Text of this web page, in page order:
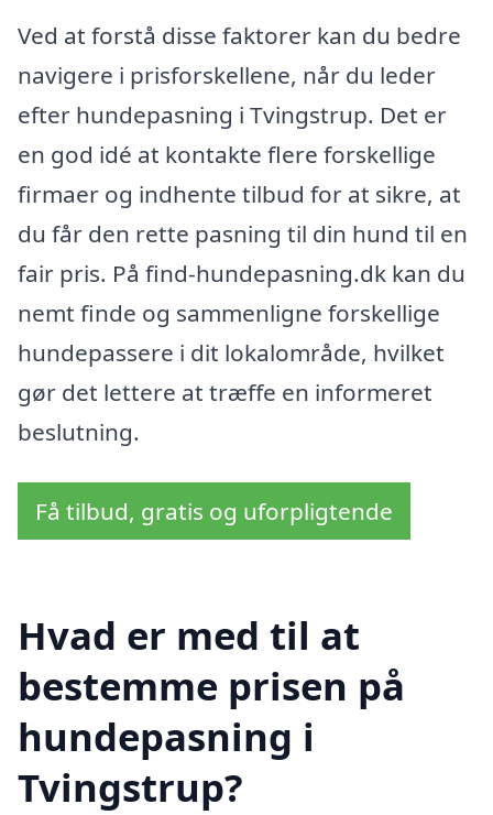
Ved at forstå disse faktorer kan du bedre
navigere i prisforskellene, når du leder
efter hundepasning i Tvingstrup. Det er
en god idé at kontakte flere forskellige
firmaer og indhente tilbud for at sikre, at
du får den rette pasning til din hund til en
fair pris. På find-hundepasning.dk kan du
nemt finde og sammenligne forskellige
hundepassere i dit lokalområde, hvilket
gør det lettere at træffe en informeret
beslutning.
Få tilbud, gratis og uforpligtende
Hvad er med til at
bestemme prisen på
hundepasning i
Tvingstrup?